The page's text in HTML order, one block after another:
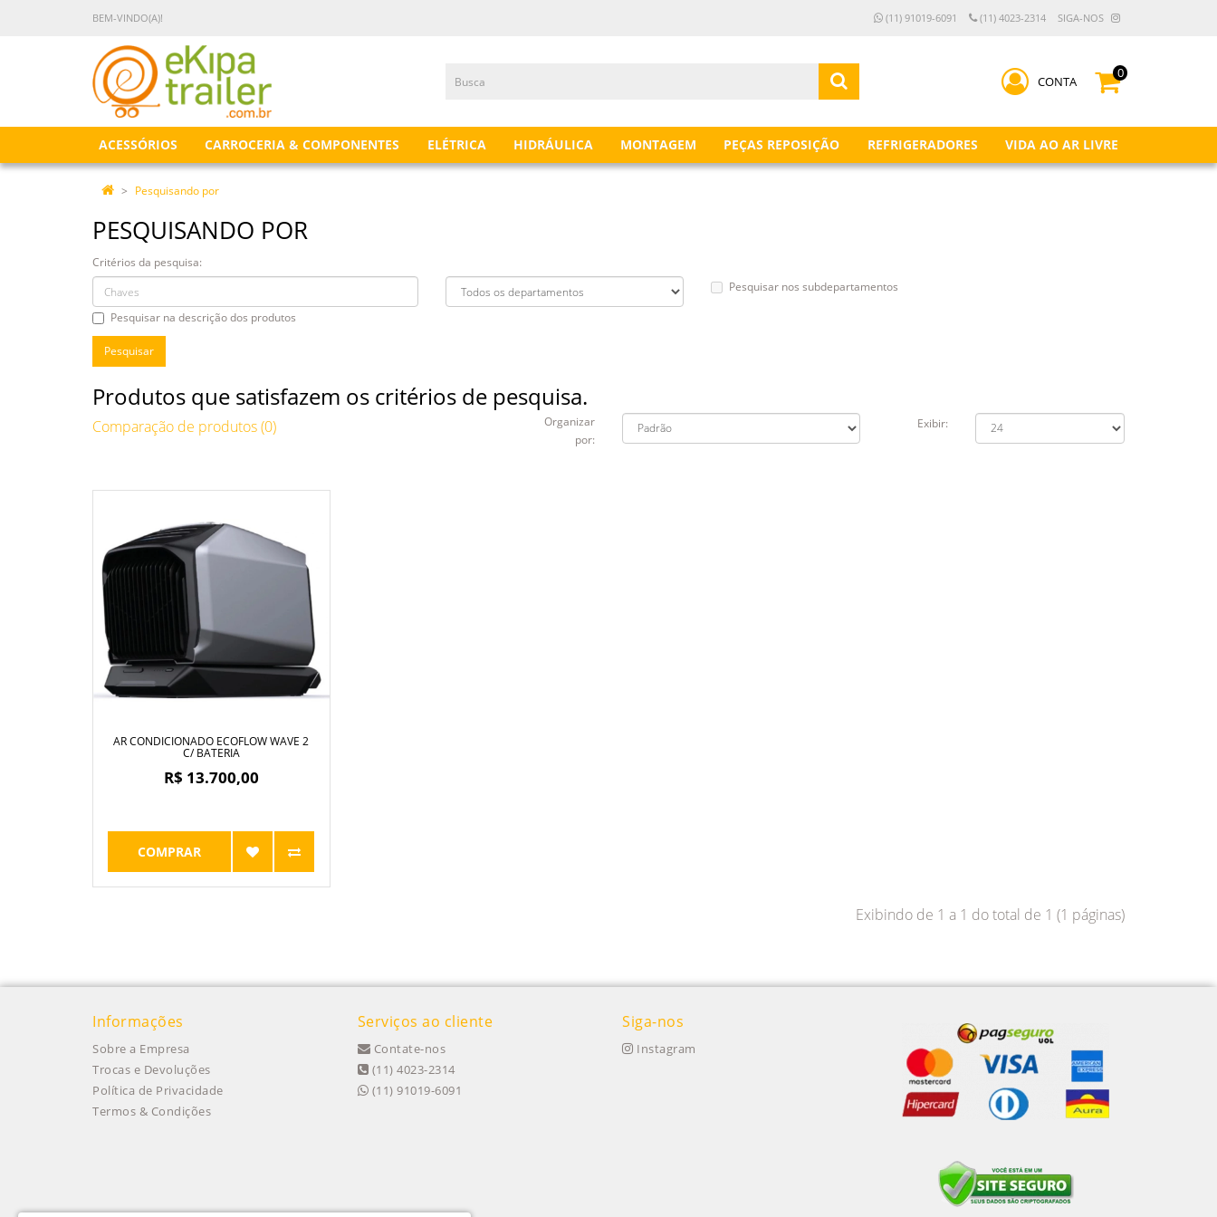
BEM-VINDO(A)! (11) 91019-6091 (11) 4023-2314 SIGA-NOS
CONTA
0
ACESSÓRIOS CARROCERIA & COMPONENTES ELÉTRICA HIDRÁULICA MONTAGEM PEÇAS REPOSIÇÃO REFRIGERADORES VIDA AO AR LIVRE
Pesquisando por
PESQUISANDO POR
Critérios da pesquisa:
Pesquisar nos subdepartamentos
Pesquisar na descrição dos produtos
Produtos que satisfazem os critérios de pesquisa.
Comparação de produtos (0)
Organizar
por:
Exibir:
AR CONDICIONADO ECOFLOW WAVE 2
C/ BATERIA
R$ 13.700,00
COMPRAR
Exibindo de 1 a 1 do total de 1 (1 páginas)
Informações
Sobre a Empresa
Trocas e Devoluções
Política de Privacidade
Termos & Condições
Serviços ao cliente
Contate-nos
(11) 4023-2314
(11) 91019-6091
Siga-nos
Instagram